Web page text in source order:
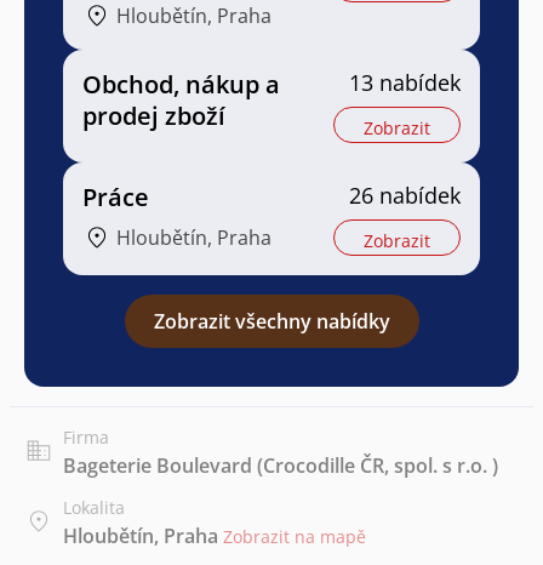
Hloubětín, Praha
Obchod, nákup a
prodej zboží
13 nabídek
Zobrazit
Práce
Hloubětín, Praha
26 nabídek
Zobrazit
Zobrazit všechny nabídky
Firma
Bageterie Boulevard (Crocodille ČR, spol. s r.o. )
Lokalita
Hloubětín, Praha Zobrazit na mapě